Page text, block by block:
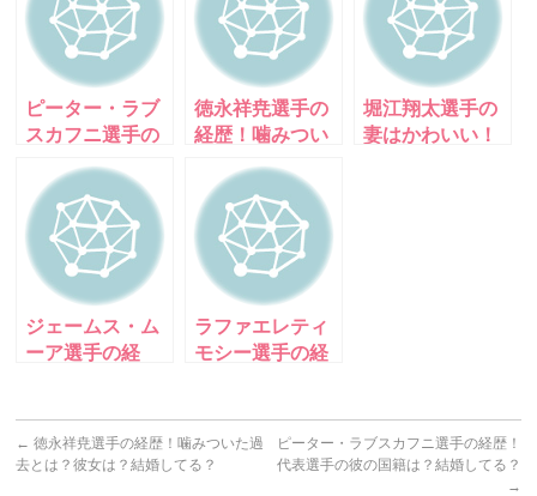
ピーター・ラブ
スカフニ選手の
経歴！代表選手
の彼の国籍は？
結婚してる？
徳永祥尭選手の
経歴！噛みつい
た過去とは？彼
女は？結婚して
る？
堀江翔太選手の
妻はかわいい！
ジェームス・ム
ーア選手の経
ンだけど結婚し
てる？
ラファエレティ
モシー選手の経
はどこ？彼女は
いるの？
← 徳永祥尭選手の経歴！噛みついた過
去とは？彼女は？結婚してる？
ピーター・ラブスカフニ選手の経歴！
代表選手の彼の国籍は？結婚してる？
→